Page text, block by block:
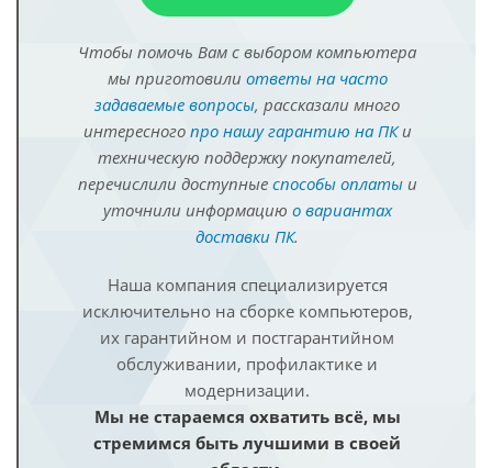
Чтобы помочь Вам с выбором компьютера
мы приготовили ответы на часто
задаваемые вопросы, рассказали много
интересного про нашу гарантию на ПКи
техническую поддержку покупателей,
перечислили доступные способы оплатыи
уточнили информацию о вариантах
доставки ПК.
Наша компания специализируется
исключительно на сборке компьютеров,
их гарантийном и постгарантийном
обслуживании, профилактике и
модернизации.
Мы не стараемся охватить всё, мы
стремимся быть лучшими в своей